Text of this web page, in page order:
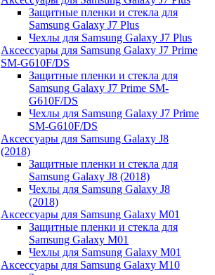
Защитные пленки и стекла для
Samsung Galaxy J7 Plus
Чехлы для Samsung Galaxy J7 Plus
Аксессуары для Samsung Galaxy J7 Prime
SM-G610F/DS
Защитные пленки и стекла для
Samsung Galaxy J7 Prime SM-
G610F/DS
Чехлы для Samsung Galaxy J7 Prime
SM-G610F/DS
Аксессуары для Samsung Galaxy J8
(2018)
Защитные пленки и стекла для
Samsung Galaxy J8 (2018)
Чехлы для Samsung Galaxy J8
(2018)
Аксессуары для Samsung Galaxy M01
Защитные пленки и стекла для
Samsung Galaxy M01
Чехлы для Samsung Galaxy M01
Аксессуары для Samsung Galaxy M10